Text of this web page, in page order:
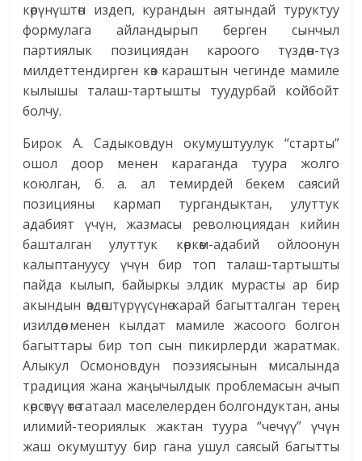
көрүнүштөн издеп, курандын аятындай туруктуу
формулага айландырып берген сынчыл
партиялык позициядан кароого түздөн-түз
милдеттендирген көз караштын чегинде мамиле
кылышы талаш-тартышты туудурбай койбойт
болчу.
Бирок А. Садыковдун окумуштуулук “старты”
ошол доор менен караганда туура жолго
коюлган, б. а. ал темирдей бекем саясий
позицияны кармап тургандыктан, улуттук
адабият үчүн, жазмасы революциядан кийин
башталган улуттук көркөм-адабий ойлоонун
калыптануусу үчүн бир топ талаш-тартышты
пайда кылып, байыркы элдик мурасты ар бир
акындын өздөштүрүүсүнө карай багытталган терең
изилдөө менен кылдат мамиле жасоого болгон
багыттары бир топ сын пикирлерди жаратмак.
Алыкул Осмоновдун поэзиясынын мисалында
традиция жана жаңычылдык проблемасын ачып
көрсөтүү өтө татаал маселелерден болгондуктан, аны
илимий-теориялык жактан туура “чечүү” үчүн
жаш окумуштуу бир гана ушул саясый багытты